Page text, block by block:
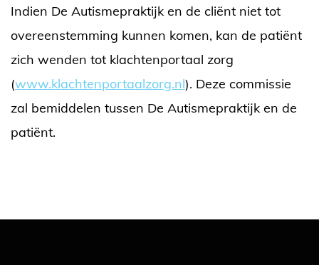
Indien De Autismepraktijk en de cliënt niet tot
overeenstemming kunnen komen, kan de patiënt
zich wenden tot klachtenportaal zorg
(www.klachtenportaalzorg.nl). Deze commissie
zal bemiddelen tussen De Autismepraktijk en de
patiënt.